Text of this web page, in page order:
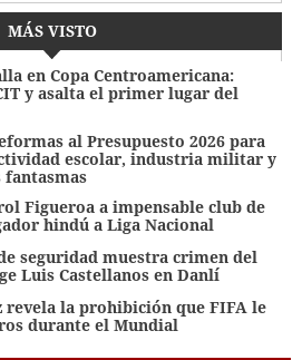
MÁS VISTO
en Copa Centroamericana:
y asalta el primer lugar del
al Presupuesto 2026 para
escolar, industria militar y
Figueroa a impensable club de
hindú a Liga Nacional
seguridad muestra crimen del
Luis Castellanos en Danlí
revela la prohibición que FIFA le
durante el Mundial